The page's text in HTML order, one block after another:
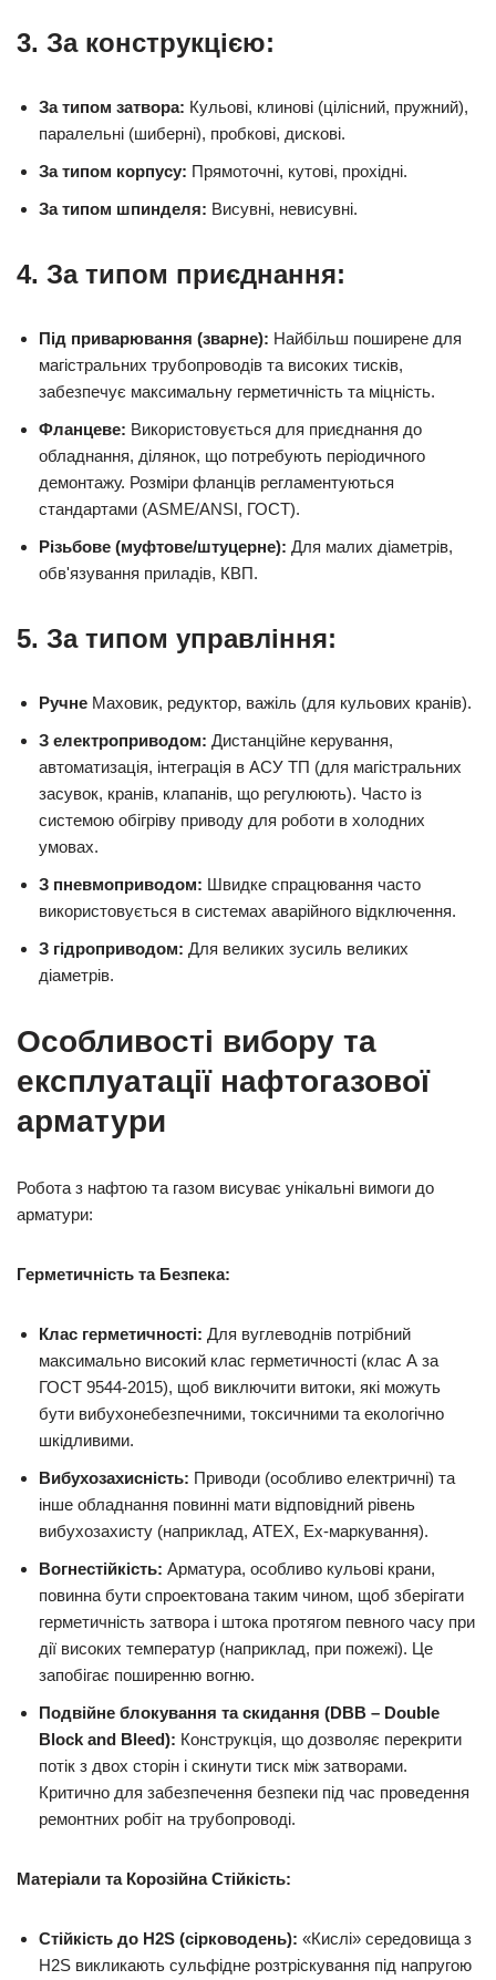
3. За конструкцією:
За типом затвора: Кульові, клинові (цілісний, пружний),
паралельні (шиберні), пробкові, дискові.
За типом корпусу: Прямоточні, кутові, прохідні.
За типом шпинделя: Висувні, невисувні.
4. За типом приєднання:
Під приварювання (зварне): Найбільш поширене для
магістральних трубопроводів та високих тисків,
забезпечує максимальну герметичність та міцність.
Фланцеве: Використовується для приєднання до
обладнання, ділянок, що потребують періодичного
демонтажу. Розміри фланців регламентуються
стандартами (ASME/ANSI, ГОСТ).
Різьбове (муфтове/штуцерне): Для малих діаметрів,
обв'язування приладів, КВП.
5. За типом управління:
Ручне Маховик, редуктор, важіль (для кульових кранів).
З електроприводом: Дистанційне керування,
автоматизація, інтеграція в АСУ ТП (для магістральних
засувок, кранів, клапанів, що регулюють). Часто із
системою обігріву приводу для роботи в холодних
умовах.
З пневмоприводом: Швидке спрацювання часто
використовується в системах аварійного відключення.
З гідроприводом: Для великих зусиль великих
діаметрів.
Особливості вибору та
експлуатації нафтогазової
арматури
Робота з нафтою та газом висуває унікальні вимоги до
арматури:
Герметичність та Безпека:
Клас герметичності: Для вуглеводнів потрібний
максимально високий клас герметичності (клас А за
ГОСТ 9544-2015), щоб виключити витоки, які можуть
бути вибухонебезпечними, токсичними та екологічно
шкідливими.
Вибухозахисність: Приводи (особливо електричні) та
інше обладнання повинні мати відповідний рівень
вибухозахисту (наприклад, ATEX, Ex-маркування).
Вогнестійкість: Арматура, особливо кульові крани,
повинна бути спроектована таким чином, щоб зберігати
герметичність затвора і штока протягом певного часу при
дії високих температур (наприклад, при пожежі). Це
запобігає поширенню вогню.
Подвійне блокування та скидання (DBB – Double
Block and Bleed): Конструкція, що дозволяє перекрити
потік з двох сторін і скинути тиск між затворами.
Критично для забезпечення безпеки під час проведення
ремонтних робіт на трубопроводі.
Матеріали та Корозійна Стійкість:
Стійкість до H2S (сірководень): «Кислі» середовища з
H2S викликають сульфідне розтріскування під напругою